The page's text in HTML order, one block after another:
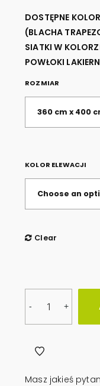
DOSTĘPNE
(BLACHA
SIATKI W
POWŁOKI
ROZMIAR
KOLOR ELEWACJI
Clear
-
śmietnikowa
MODERN
+
Masz jakieś